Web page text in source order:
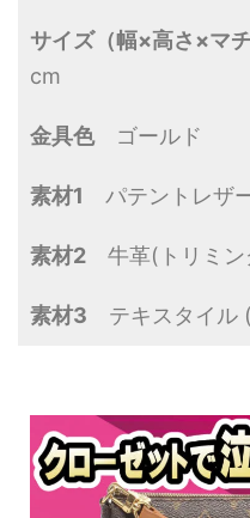
サイズ（幅×高さ×マチ
cm
金具色 ゴールド
素材1 パテントレザ
素材2 牛革(トリミン
素材3 テキスタイル